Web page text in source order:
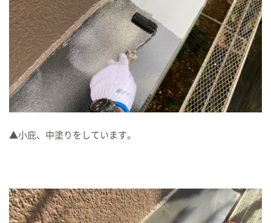
▲小庇、中塗りをしています。